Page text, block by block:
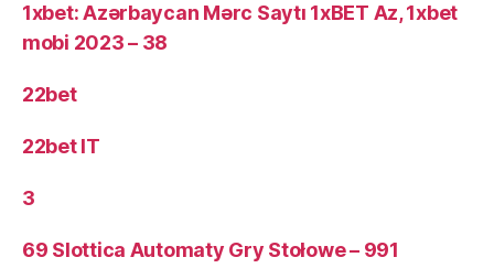
1xbet: Azərbaycan Mərc Saytı 1xBET Az, 1xbet
mobi 2023 – 38
22bet
22bet IT
3
69 Slottica Automaty Gry Stołowe – 991